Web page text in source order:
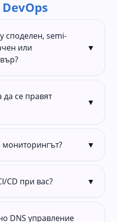
споделен, semi-
или
▼
да се правят
▼
▼
CD при вас? ▼
DNS управление